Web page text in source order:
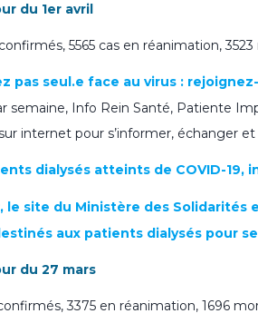
du 1er avril
5565 cas en réanimation,
pas seul.e face au virus :
semaine, Info Rein Santé, Patiente
internet pour s’informer, échanger et
dialysés atteints de COVID-19,
le site du Ministère des
aux patients dialysés pour
du 27 mars
3375 en réanimation, 1696